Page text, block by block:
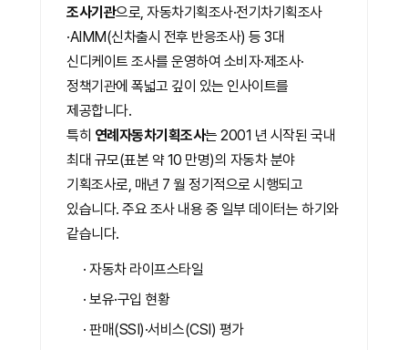
조사기관으로, 자동차기획조사·전기차기획조사
·AIMM(신차출시 전후 반응조사) 등 3대
신디케이트 조사를 운영하여 소비자·제조사·
정책기관에 폭넓고 깊이 있는 인사이트를
제공합니다.
특히 연례자동차기획조사는 2001 년 시작된 국내
최대 규모(표본 약 10 만명)의 자동차 분야
기획조사로, 매년 7 월 정기적으로 시행되고
있습니다. 주요 조사 내용 중 일부 데이터는 하기와
같습니다.
· 자동차 라이프스타일
· 보유·구입 현황
· 판매(SSI)·서비스(CSI) 평가